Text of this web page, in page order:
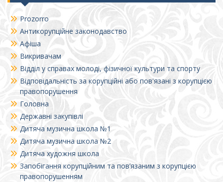
Prozorro
Антикорупційне законодавство
Афіша
Викривачам
Відділ у справах молоді, фізичної культури та спорту
Відповідальність за корупційні або пов'язані з корупцією
правопорушення
Головна
Державні закупівлі
Дитяча музична школа №1
Дитяча музична школа №2
Дитяча художня школа
Запобігання корупційним та пов’язаним з корупцією
правопорушенням